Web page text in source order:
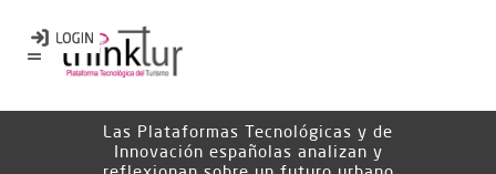
Las Plataformas Tecnológicas y de
Innovación españolas analizan y